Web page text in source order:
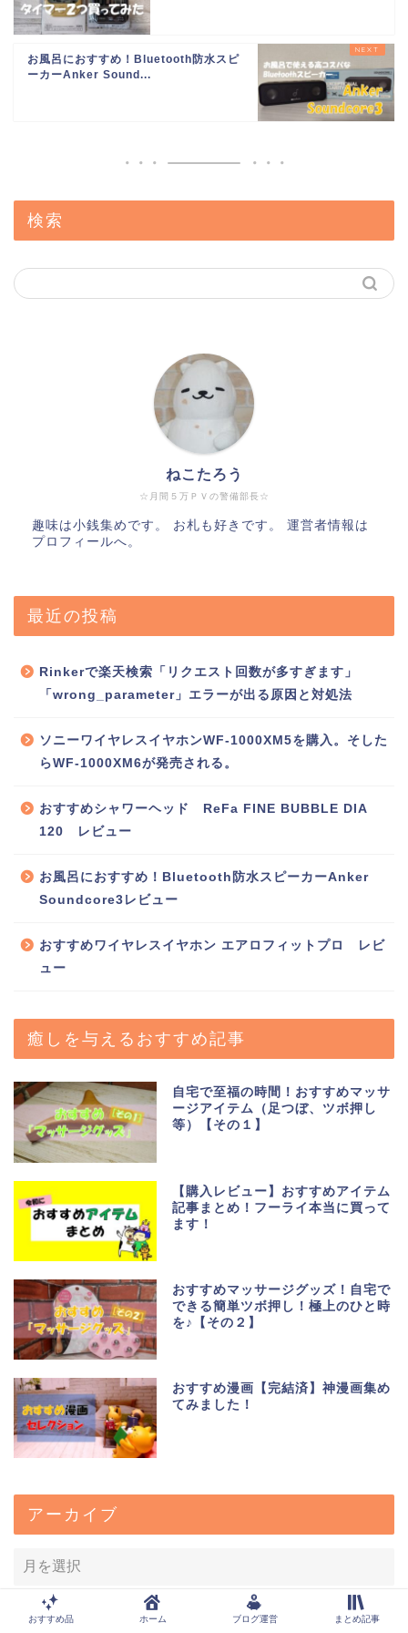
お風呂におすすめ！Bluetooth防水スピ
ーカーAnker Sound...
検索
☆月間５万ＰＶの警備部長☆
ねこたろう
趣味は小銭集めです。 お札も好きです。 運営者情報は
プロフィールへ。
最近の投稿
Rinkerで楽天検索「リクエスト回数が多すぎます」
「wrong_parameter」エラーが出る原因と対処法
ソニーワイヤレスイヤホンWF-1000XM5を購入。そした
らWF-1000XM6が発売される。
おすすめシャワーヘッド ReFa FINE BUBBLE DIA
120 レビュー
お風呂におすすめ！Bluetooth防水スピーカーAnker
Soundcore3レビュー
おすすめワイヤレスイヤホン エアロフィットプロ レビ
ュー
癒しを与えるおすすめ記事
自宅で至福の時間！おすすめマッサ
ージアイテム（足つぼ、ツボ押し
等）【その１】
【購入レビュー】おすすめアイテム
記事まとめ！フーライ本当に買って
ます！
おすすめマッサージグッズ！自宅で
できる簡単ツボ押し！極上のひと時
を♪【その２】
おすすめ漫画【完結済】神漫画集め
てみました！
アーカイブ
おすすめ品 ホーム ブログ運営 まとめ記事